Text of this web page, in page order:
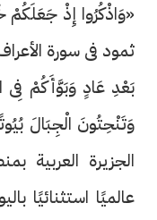
«وَاذْكُرُوا إِذْ
بَعْدِ عَادٍ وَبَوَّأَكُمْ
وَتَنْحِتُونَ الْجِبَالَ
الجزيرة العربية
عالميًا استثنائيًا